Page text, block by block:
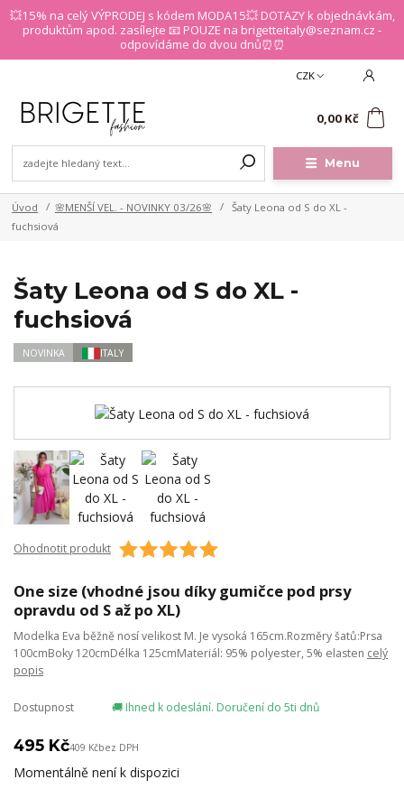
💥15% na celý VÝPRODEJ s kódem MODA15💥 DOTAZY k objednávkám,
produktům apod. zasílejte 📧 POUZE na brigetteitaly@seznam.cz -
odpovídáme do dvou dnů⏰⏰
Menu
CZK
0,00 Kč
Úvod 🌸MENŠÍ VEL. - NOVINKY 03/26🌸
Šaty Leona od S do XL -
fuchsiová
Šaty Leona od S do XL -
fuchsiová
NOVINKA ITALY
Ohodnotit produkt
One size (vhodné jsou díky gumičce pod prsy
opravdu od S až po XL)
Modelka Eva běžně nosí velikost M. Je vysoká 165cm.Rozměry šatů:Prsa
100cmBoky 120cmDélka 125cmMateriál: 95% polyester, 5% elasten celý
popis
Dostupnost 🚚 Ihned k odeslání. Doručení do 5ti dnů
495 Kč409 Kčbez DPH
Momentálně není k dispozici